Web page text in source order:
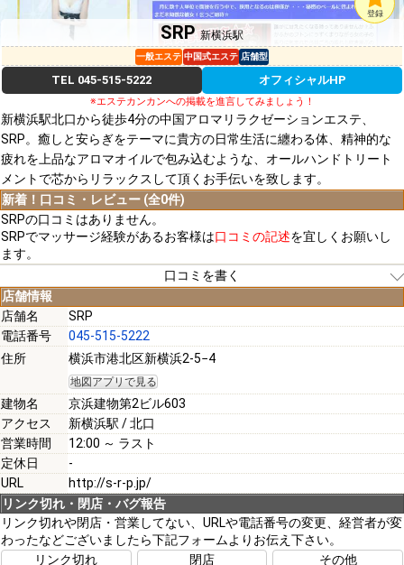
SRP新横浜駅
登録
一般エステ 中国式エステ 店舗型
TEL 045-515-5222 オフィシャルHP
※エステカンカンへの掲載を進言してみましょう！
新横浜駅北口から徒歩4分の中国アロマリラクゼーションエステ、
SRP。癒しと安らぎをテーマに貴方の日常生活に纏わる体、精神的な
疲れを上品なアロマオイルで包み込むような、オールハンドトリート
メントで芯からリラックスして頂くお手伝いを致します。
新着！口コミ・レビュー (全0件)
SRPの口コミはありません。
SRPでマッサージ経験があるお客様は口コミの記述を宜しくお願いし
ます。
口コミを書く
[必須]
[必須]
[必須]
注意事項
店舗情報
店舗名
SRP
電話番号
045-515-5222
住所
横浜市港北区新横浜2-5−4
地図アプリで見る
建物名
京浜建物第2ビル603
アクセス
新横浜駅 / 北口
営業時間
12:00 ～ ラスト
定休日
-
URL
http://s-r-p.jp/
リンク切れ・閉店・バグ報告
リンク切れや閉店・営業してない、URLや電話番号の変更、経営者が変
わったなどございましたら下記フォームよりお伝え下さい。
リンク切れ
閉店 その他